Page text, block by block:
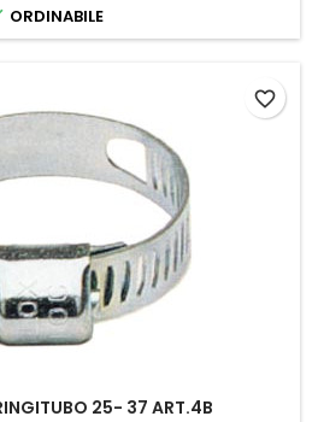
ORDINABILE
25- 37 ART.4B
favorite_border